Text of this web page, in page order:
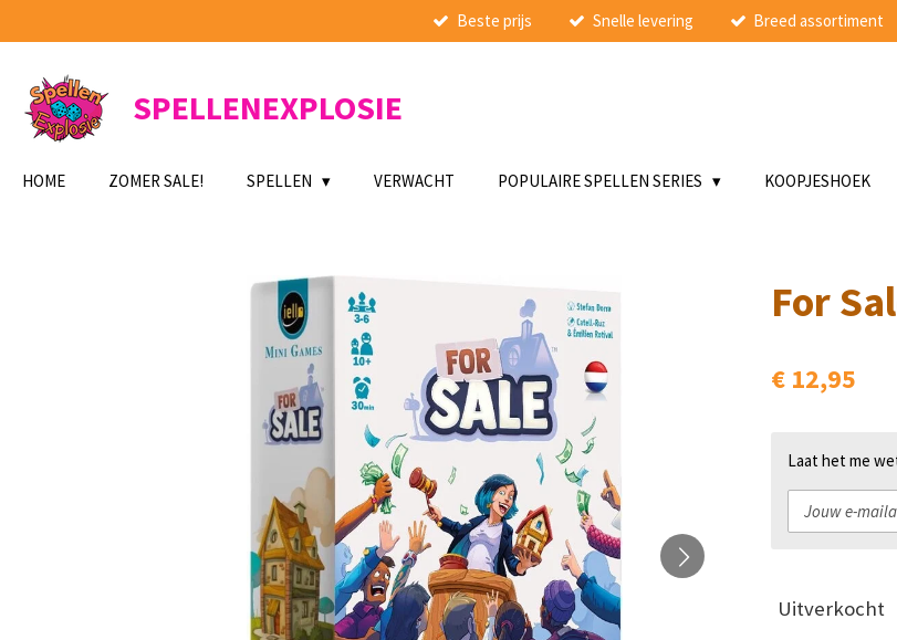
direct
hoofdinhoud
Beste prijs Snelle levering Breed assortiment
SPELLENEXPLOSIE
HOME ZOMER SALE! SPELLEN VERWACHT POPULAIRE SPELLEN SERIES KOOPJESHOEK
For
€ 12,95
Laat het me
Uitverkocht